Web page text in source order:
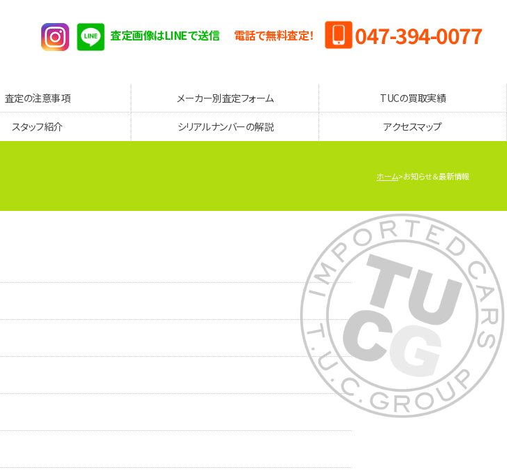
電話で無料査定！ 047-394-0077
査定画像はLINEで送信
査定の注意事項 メーカー別査定フォーム TUCの買取実績
スタッフ紹介 シリアルナンバーの解説 アクセスマップ
ホーム お知らせ＆最新情報